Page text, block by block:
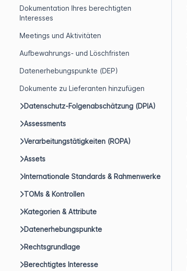
Dokumentation Ihres berechtigten
Interesses
Meetings und Aktivitäten
Aufbewahrungs- und Löschfristen
Datenerhebungspunkte (DEP)
Dokumente zu Lieferanten hinzufügen
Datenschutz-Folgenabschätzung (DPIA)
Assessments
Verarbeitungstätigkeiten (ROPA)
Assets
Internationale Standards & Rahmenwerke
TOMs & Kontrollen
Kategorien & Attribute
Datenerhebungspunkte
Rechtsgrundlage
Berechtigtes Interesse